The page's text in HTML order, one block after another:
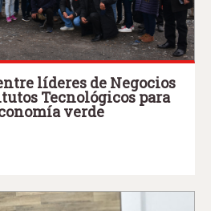
líderes de Negocios
Tecnológicos para
verde